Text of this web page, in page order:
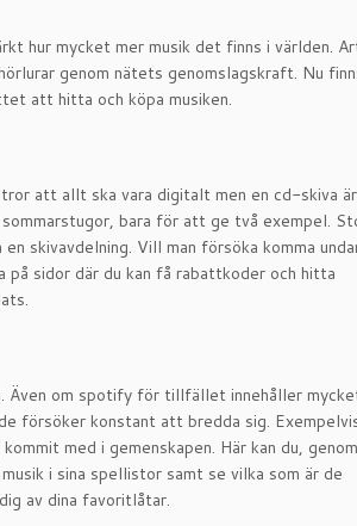
hur mycket mer musik det finns i världen.
genom nätets genomslagskraft. Nu
att hitta och köpa musiken.
att allt ska vara digitalt men en cd-skiva är
bara för att ge två exempel.
skivavdelning. Vill man försöka komma
sidor där du kan få rabattkoder och hitta
Även om spotify för tillfället innehåller
försöker konstant att bredda sig.
med i gemenskapen. Här kan du,
i sina spellistor samt se vilka som är de
av dina favoritlåtar.